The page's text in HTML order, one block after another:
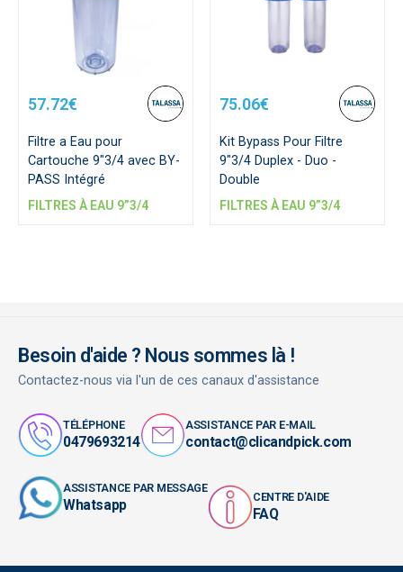
57.72€
Filtre a Eau pour
Cartouche 9"3/4 avec BY-
PASS Intégré
FILTRES À EAU 9”3/4
75.06€
Kit Bypass Pour Filtre
9"3/4 Duplex - Duo -
Double
FILTRES À EAU 9”3/4
Besoin d'aide ? Nous sommes là !
Contactez-nous via l'un de ces canaux d'assistance
TÉLÉPHONE
0479693214
ASSISTANCE PAR E-MAIL
contact@clicandpick.com
ASSISTANCE PAR MESSAGE
Whatsapp CENTRE D'AIDE
FAQ